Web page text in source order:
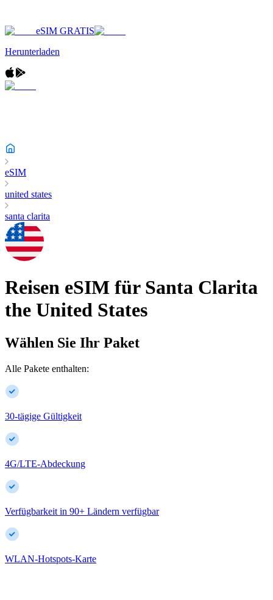
eSIM GRATIS
Herunterladen
eSIM
united states
santa clarita
Reisen eSIM für Santa Clarita
the United States
Wählen Sie Ihr Paket
Alle Pakete enthalten:
30-tägige Gültigkeit
4G/LTE-Abdeckung
Verfügbarkeit in 90+ Ländern verfügbar
WLAN-Hotspots-Karte